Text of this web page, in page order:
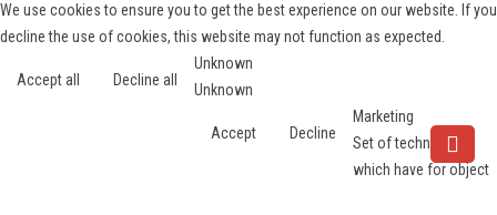
We use cookies to ensure you to get the best experience on our website. If you
decline the use of cookies, this website may not function as expected.
Accept all Decline all
Unknown
Unknown
Accept Decline
Marketing
Set of techniques
which have for object